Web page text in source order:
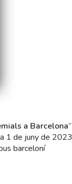
a Barcelona”
1 de juny de 2023
barceloní